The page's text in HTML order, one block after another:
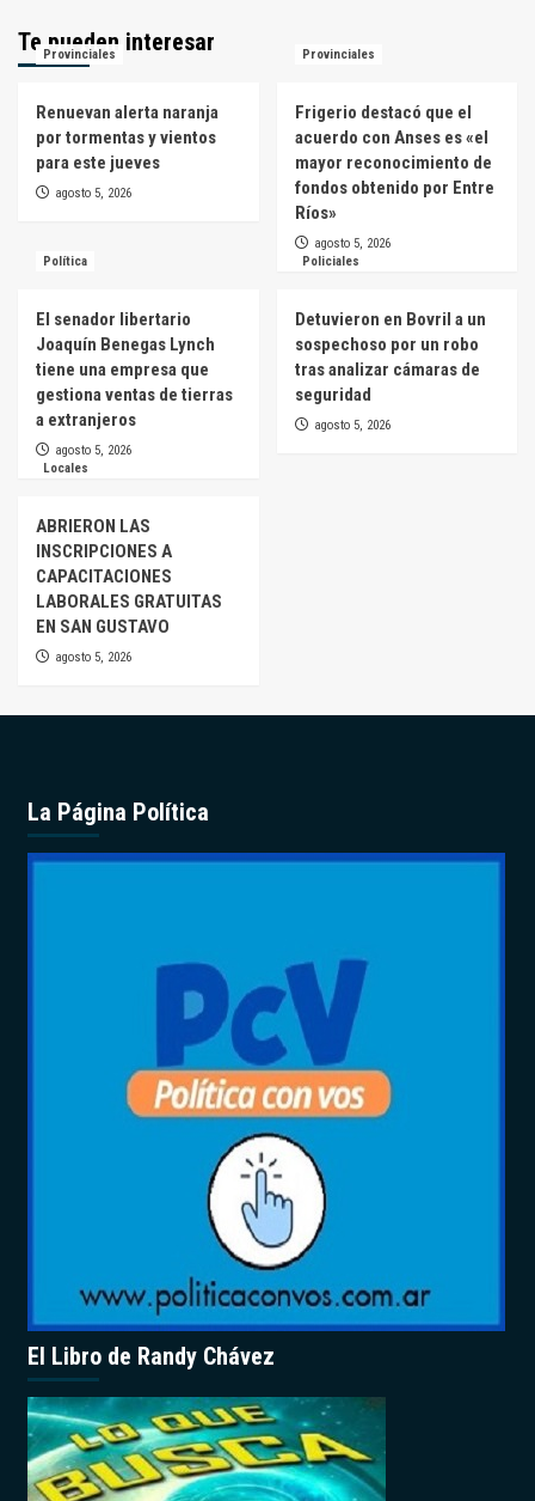
Te pueden interesar
Provinciales
Renuevan alerta naranja
por tormentas y vientos
para este jueves
agosto 5, 2026
Provinciales
Frigerio destacó que el
acuerdo con Anses es «el
mayor reconocimiento de
fondos obtenido por Entre
Ríos»
agosto 5, 2026
Política
El senador libertario
Joaquín Benegas Lynch
tiene una empresa que
gestiona ventas de tierras
a extranjeros
agosto 5, 2026
Policiales
Detuvieron en Bovril a un
sospechoso por un robo
tras analizar cámaras de
seguridad
agosto 5, 2026
Locales
ABRIERON LAS
INSCRIPCIONES A
CAPACITACIONES
LABORALES GRATUITAS
EN SAN GUSTAVO
agosto 5, 2026
La Página Política
El Libro de Randy Chávez